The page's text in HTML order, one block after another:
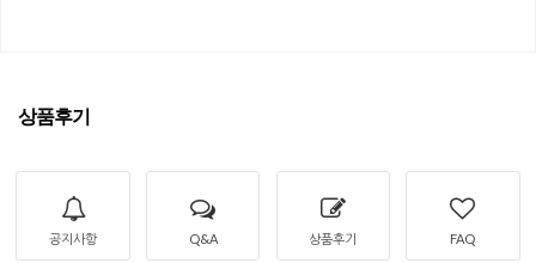
상품후기
공지사항 Q&A 상품후기 FAQ